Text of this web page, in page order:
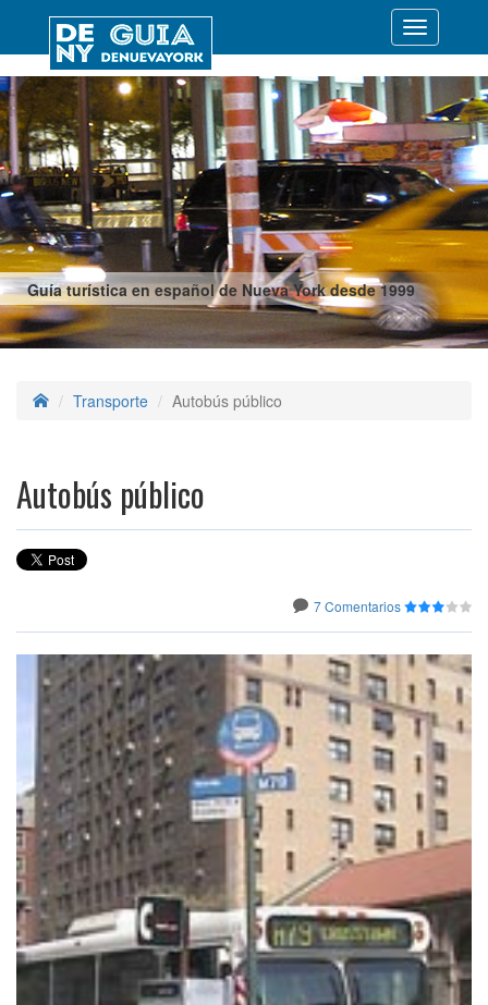
Guía turística en español de Nueva York desde 1999
Desplegar
Transporte Autobús público
Autobús público
7 Comentarios